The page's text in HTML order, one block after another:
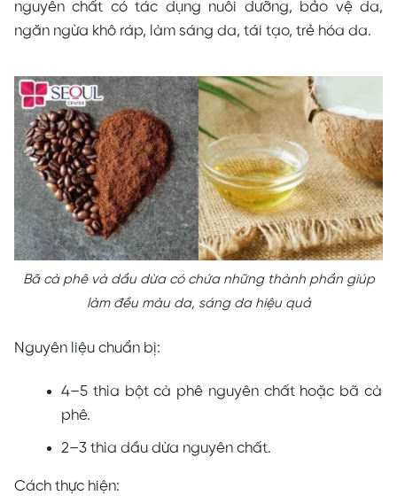
nguyên chất có tác dụng nuôi dưỡng, bảo vệ da,
ngăn ngừa khô ráp, làm sáng da, tái tạo, trẻ hóa da.
Bã cà phê và dầu dừa có chứa những thành phần giúp
làm đều màu da, sáng da hiệu quả
Nguyên liệu chuẩn bị:
4–5 thìa bột cà phê nguyên chất hoặc bã cà
phê.
2–3 thìa dầu dừa nguyên chất.
Cách thực hiện: